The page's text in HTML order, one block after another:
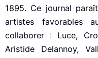
1895. Ce journal
artistes favorables
collaborer : Luce,
Aristide Delannoy,